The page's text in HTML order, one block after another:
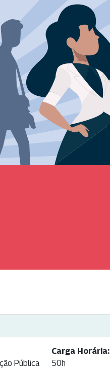
Pública
Carga Horária:
50h